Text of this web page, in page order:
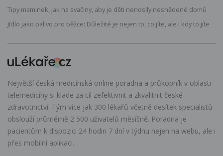
Tipy maminek, jak na svačiny, aby je děti nenosily nesnědené domů
Jídlo jako palivo pro běžce: Důležité je nejen to, co jíte, ale i kdy to jíte
Největší česká medicínská online poradna a průkopník v oblasti
telemedicíny si klade za cíl zefektivnit a zkvalitnit české
zdravotnictví. Tým více jak 300 lékařů včetně desítek specialistů
obslouží průměrně 2 500 uživatelů měsíčně. Poradna je
pacientům k dispozici 24 hodin 7 dní v týdnu nejen na webu, ale i
přes mobilní aplikaci.